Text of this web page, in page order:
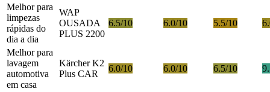
Melhor para
limpezas
rápidas do
dia a dia
WAP
OUSADA
PLUS 2200
6.5/10 6.0/10 5.5/10
Melhor para
lavagem
automotiva
em casa
Kärcher K2
Plus CAR
6.0/10 6.0/10 6.5/10